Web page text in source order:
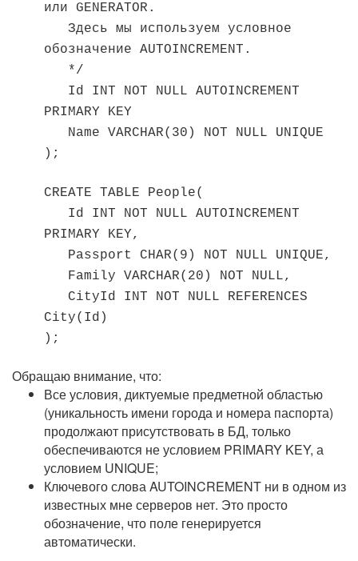
или GENERATOR.
Здесь мы используем условное
обозначение AUTOINCREMENT.
*/
Id INT NOT NULL AUTOINCREMENT
PRIMARY KEY
Name VARCHAR(30) NOT NULL UNIQUE
);
CREATE TABLE People(
Id INT NOT NULL AUTOINCREMENT
PRIMARY KEY,
Passport CHAR(9) NOT NULL UNIQUE,
Family VARCHAR(20) NOT NULL,
CityId INT NOT NULL REFERENCES
City(Id)
);
Обращаю внимание, что:
Все условия, диктуемые предметной областью
(уникальность имени города и номера паспорта)
продолжают присутствовать в БД, только
обеспечиваются не условием PRIMARY KEY, а
условием UNIQUE;
Ключевого слова AUTOINCREMENT ни в одном из
известных мне серверов нет. Это просто
обозначение, что поле генерируется
автоматически.